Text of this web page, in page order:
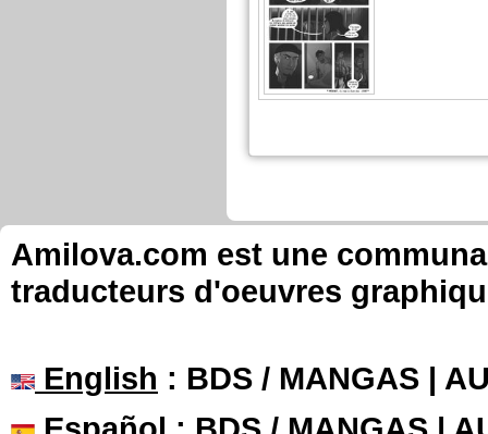
Amilova.com est une
traducteurs d'oeuvres
English : BDS / MANGAS |